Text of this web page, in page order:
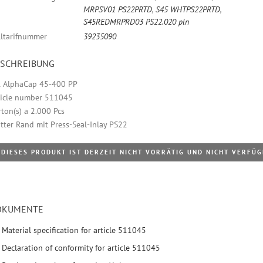
MRPSV01 PS22PRTD, S45 WHTPS22PRTD,
S45REDMRPRD03 PS22.020 pln
39235090
AlphaCap 45-400 PP
number 511045
a 2.000 Pcs
Rand mit Press-Seal-Inlay PS22
DIESES PRODUKT IST DERZEIT NICHT VORRÄTIG UND NICHT
Material specification for article 511045
Declaration of conformity for article 511045